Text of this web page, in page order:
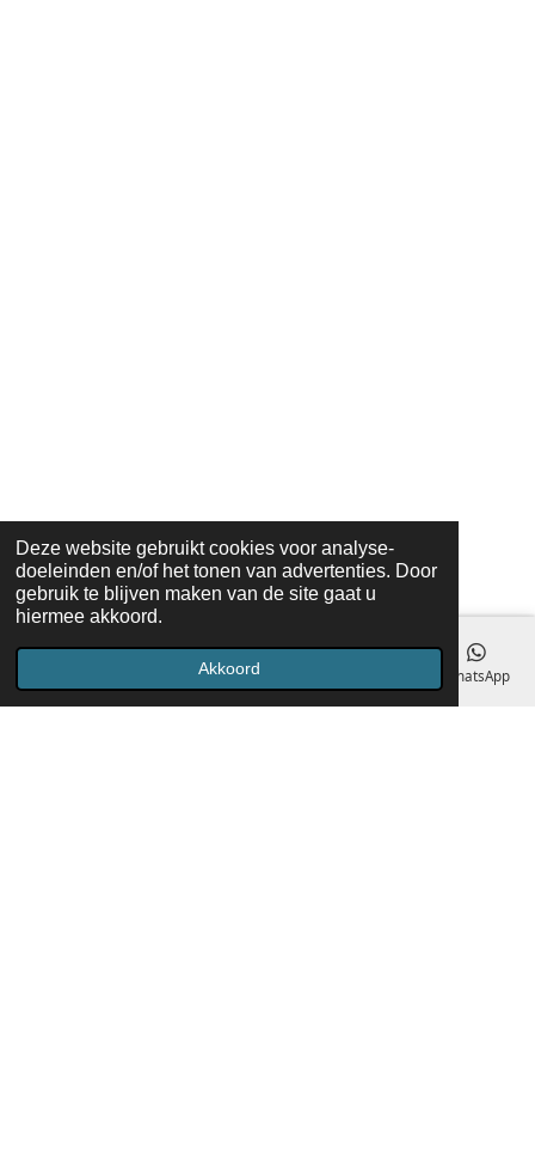
Deze website gebruikt cookies voor analyse-
doeleinden en/of het tonen van advertenties. Door
gebruik te blijven maken van de site gaat u
hiermee akkoord.
Akkoord
Telefoonnummer WhatsApp